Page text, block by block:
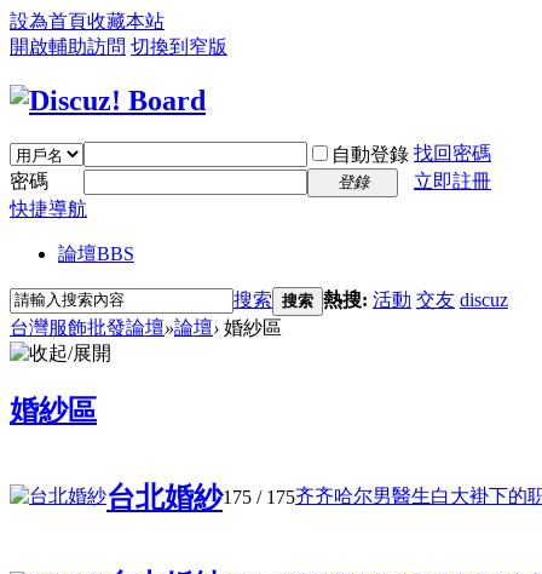
設為首頁收藏本站
開啟輔助訪問 切換到窄版
自動登錄 找回密碼
密碼
登錄
立即註冊
快捷導航
論壇BBS
搜索 搜索 熱搜: 活動 交友 discuz
台灣服飾批發論壇»論壇› 婚紗區
婚紗區
台北婚紗175 / 175齐齐哈尔男醫生白大褂下的